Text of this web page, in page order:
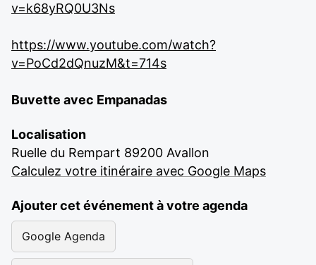
v=k68yRQ0U3Ns
https://www.youtube.com/watch?
v=PoCd2dQnuzM&t=714s
Buvette avec Empanadas
Localisation
Ruelle du Rempart 89200 Avallon
Calculez votre itinéraire avec Google Maps
Ajouter cet événement à votre agenda
Google Agenda